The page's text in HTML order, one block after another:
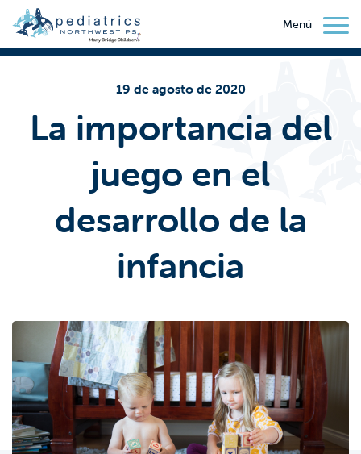
Menú
19 de agosto de 2020
La importancia del
juego en el
desarrollo de la
infancia